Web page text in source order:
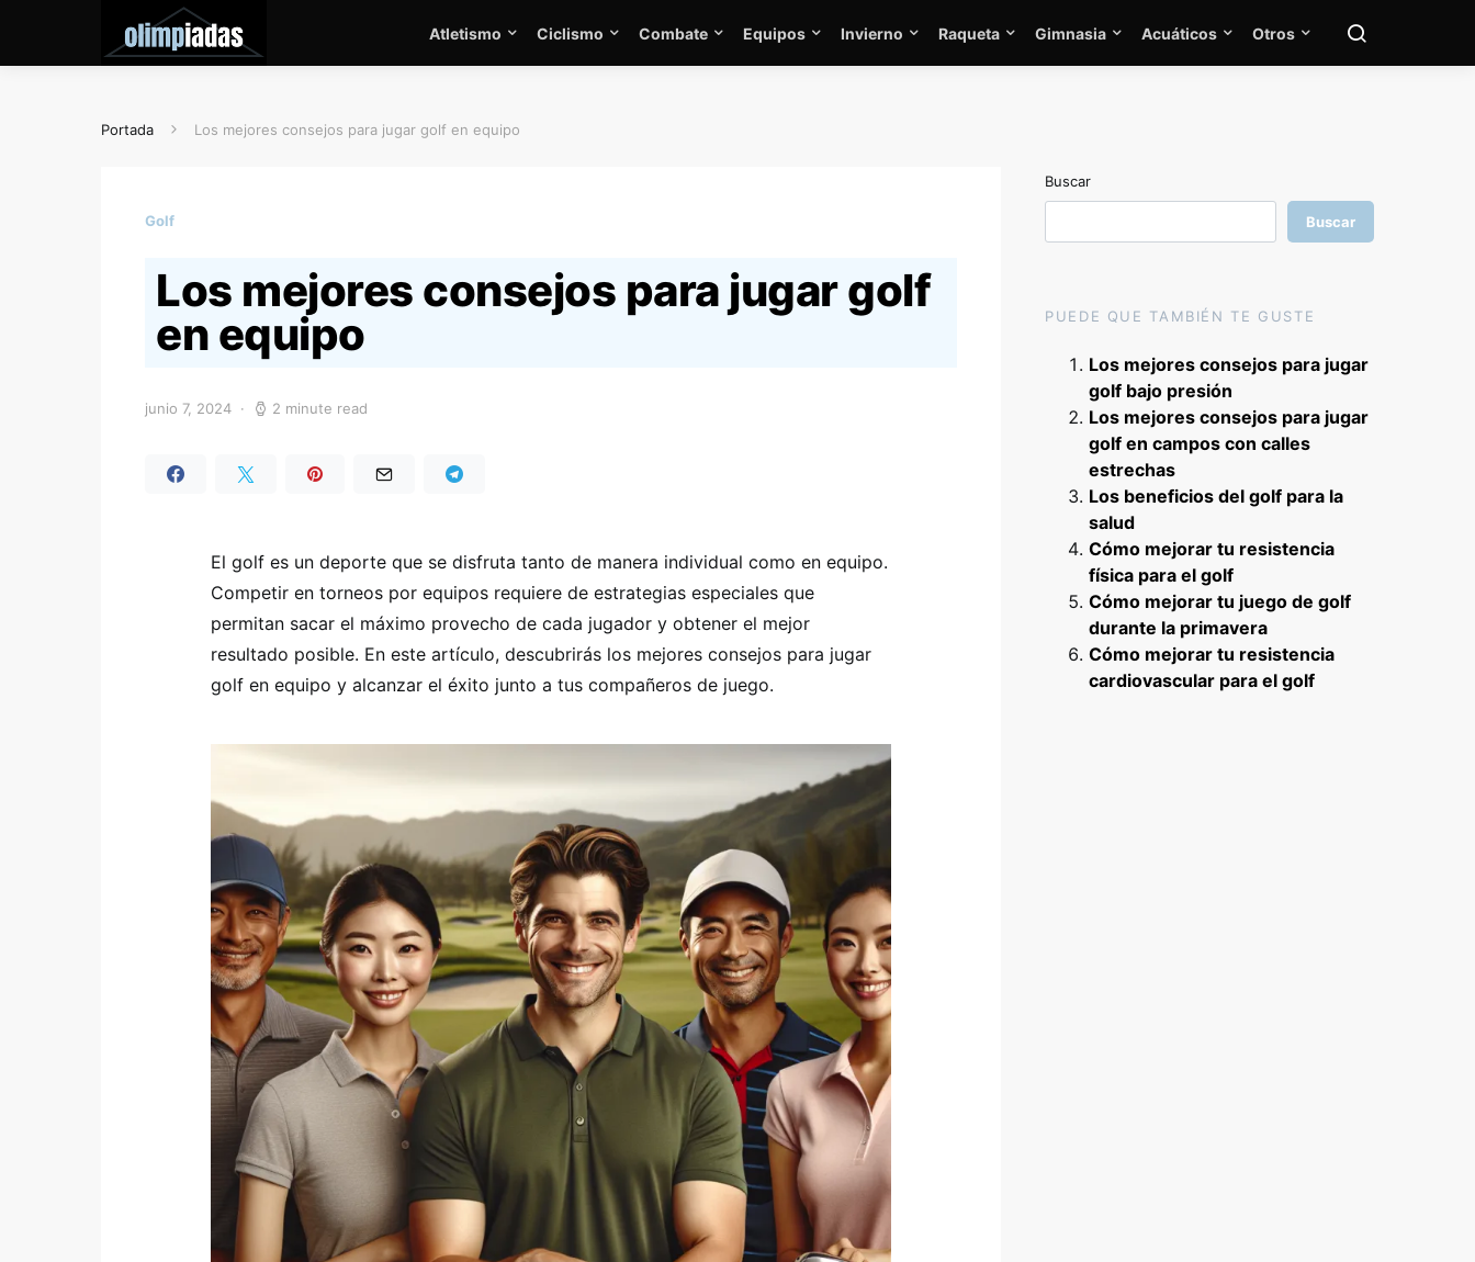
Atletismo Ciclismo Combate Equipos Invierno Raqueta Gimnasia Acuáticos Otros
Portada Los mejores consejos para jugar golf en equipo
Golf
Los mejores consejos para jugar golf
en equipo
junio 7, 2024 2 minute read
El golf es un deporte que se disfruta tanto de manera individual como en equipo.
Competir en torneos por equipos requiere de estrategias especiales que
permitan sacar el máximo provecho de cada jugador y obtener el mejor
resultado posible. En este artículo, descubrirás los mejores consejos para jugar
golf en equipo y alcanzar el éxito junto a tus compañeros de juego.
Buscar
Buscar
PUEDE QUE TAMBIÉN TE GUSTE
Los mejores consejos para jugar
golf bajo presión
Los mejores consejos para jugar
golf en campos con calles
estrechas
Los beneficios del golf para la
salud
Cómo mejorar tu resistencia
física para el golf
Cómo mejorar tu juego de golf
durante la primavera
Cómo mejorar tu resistencia
cardiovascular para el golf